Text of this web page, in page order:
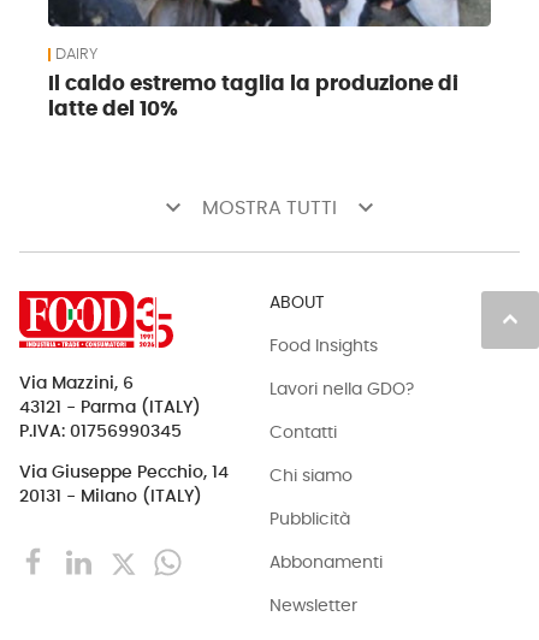
DAIRY
Il caldo estremo taglia la produzione di
latte del 10%
keyboard_arrow_down MOSTRA TUTTI keyboard_arrow_down
keyboard_arrow_up
Via Mazzini, 6
43121 - Parma (ITALY)
P.IVA: 01756990345
Via Giuseppe Pecchio, 14
20131 - Milano (ITALY)
ABOUT
Food Insights
Lavori nella GDO?
Contatti
Chi siamo
Pubblicità
Abbonamenti
Newsletter